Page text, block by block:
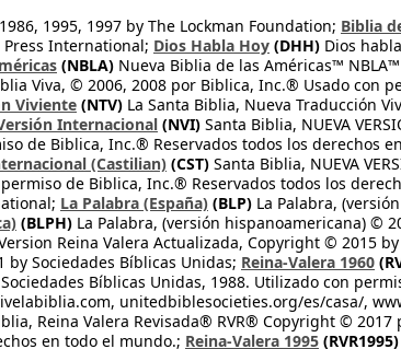
1995, 1997 by The Lockman Foundation; Biblia
Press International; Dios Habla Hoy (DHH) Dios
(NBLA) Nueva Biblia de las Américas™
Viva, © 2006, 2008 por Biblica, Inc.® Usado con
Viviente (NTV) La Santa Biblia, Nueva Traducción
Internacional (NVI) Santa Biblia, NUEVA
de Biblica, Inc.® Reservados todos los derechos
(Castilian) (CST) Santa Biblia, NUEVA
de Biblica, Inc.® Reservados todos los
La Palabra (España) (BLP) La Palabra,
(BLPH) La Palabra, (versión hispanoamericana) ©
Reina Valera Actualizada, Copyright © 2015
Sociedades Bíblicas Unidas; Reina-Valera 1960
Bíblicas Unidas, 1988. Utilizado con
unitedbiblesocieties.org/es/casa/,
Reina Valera Revisada® RVR® Copyright ©
en todo el mundo.; Reina-Valera 1995 (RVR1995)